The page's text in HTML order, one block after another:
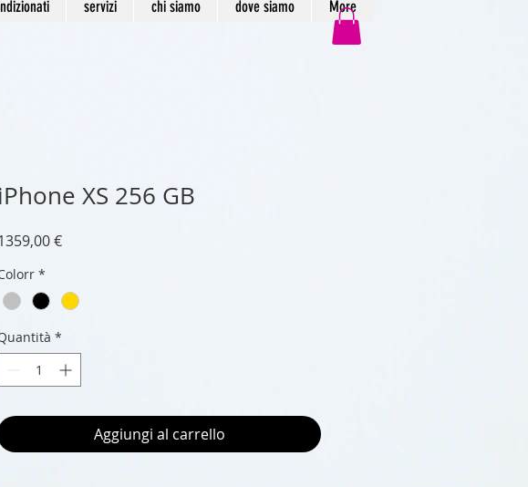
servizi chi siamo dove siamo More
iPhone XS 256 GB
€Prezzo
*
*
Aggiungi al carrello